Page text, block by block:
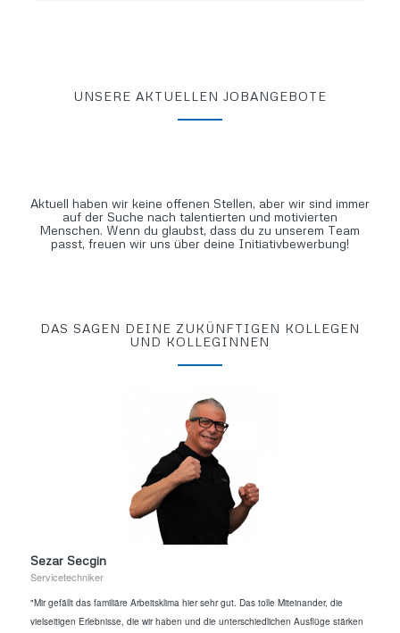
UNSERE AKTUELLEN JOBANGEBOTE
Aktuell haben wir keine offenen Stellen, aber wir sind immer
auf der Suche nach talentierten und motivierten
Menschen. Wenn du glaubst, dass du zu unserem Team
passt, freuen wir uns über deine Initiativbewerbung!
DAS SAGEN DEINE ZUKÜNFTIGEN KOLLEGEN
UND KOLLEGINNEN
Sezar Secgin
Servicetechniker
"Mir gefällt das familiäre Arbeitsklima hier sehr gut. Das tolle Miteinander, die
vielseitigen Erlebnisse, die wir haben und die unterschiedlichen Ausflüge stärken